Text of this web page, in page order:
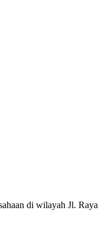
di wilayah Jl. Raya